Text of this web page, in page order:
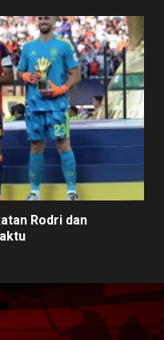
Rodri dan